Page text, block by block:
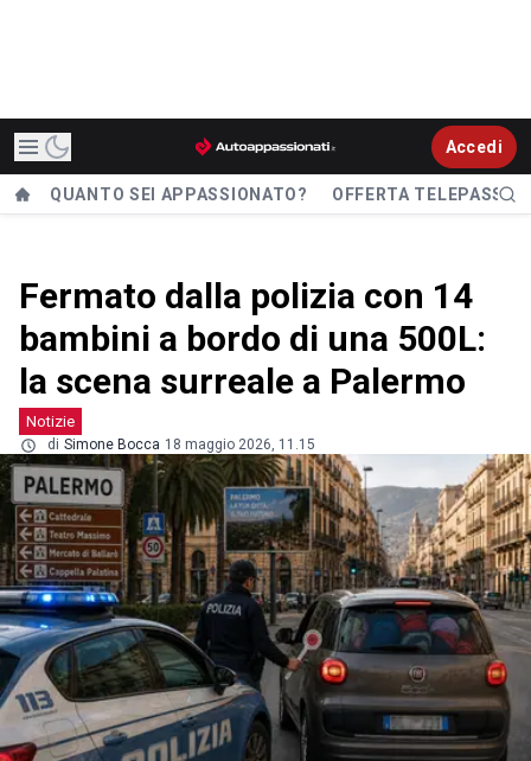
Accedi
QUANTO SEI APPASSIONATO? OFFERTA TELEPASS
Fermato dalla polizia con 14
bambini a bordo di una 500L:
la scena surreale a Palermo
Notizie
di Simone Bocca 18 maggio 2026, 11.15